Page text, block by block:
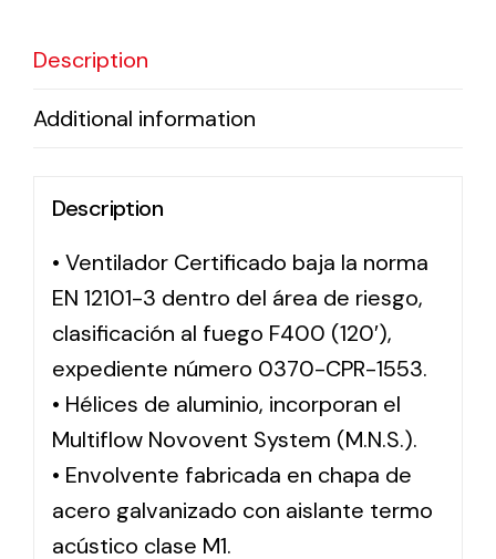
Description
Additional information
Description
• Ventilador Certificado baja la norma
EN 12101-3 dentro del área de riesgo,
clasificación al fuego F400 (120′),
expediente número 0370-CPR-1553.
• Hélices de aluminio, incorporan el
Multiflow Novovent System (M.N.S.).
• Envolvente fabricada en chapa de
acero galvanizado con aislante termo
acústico clase M1.